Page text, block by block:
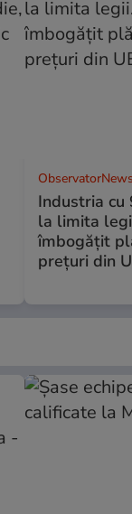
Industria
la limita
îmbogăţit
preţuri din